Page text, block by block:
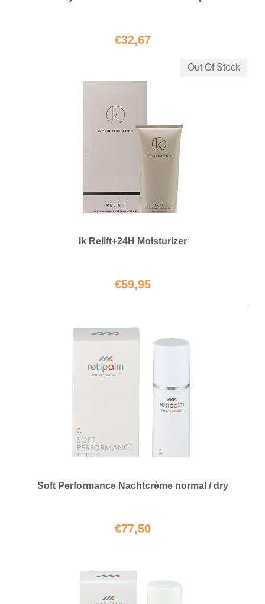
€32,67
Out Of Stock
Ik Relift+24H Moisturizer
€59,95
Soft Performance Nachtcrème normal / dry
€77,50